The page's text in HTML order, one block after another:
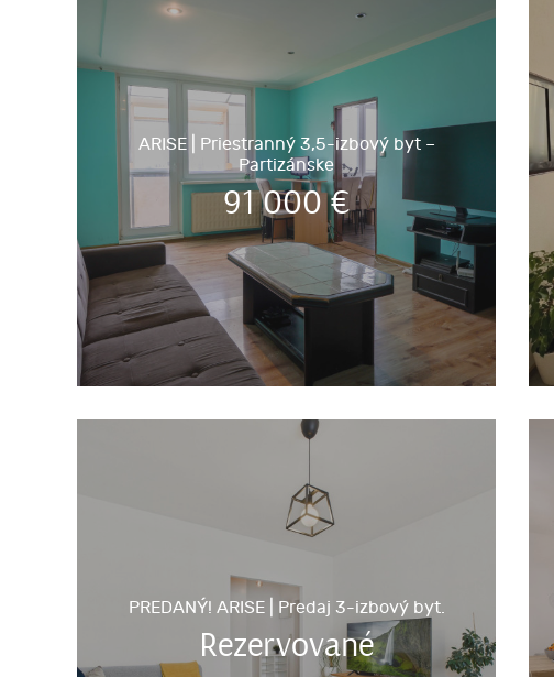
ARISE | Priestranný 3,5-izbový byt –
Partizánske
91 000€
PREDANÝ! ARISE | Predaj 3-izbový byt.
Rezervované